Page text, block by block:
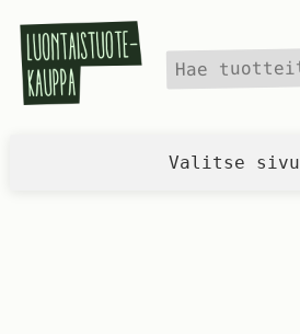
Hae
Valitse sivu